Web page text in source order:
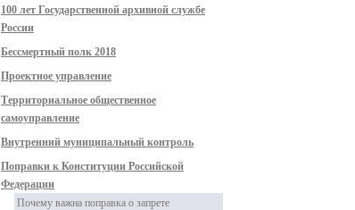
100 лет Государственной архивной службе
России
Бессмертный полк 2018
Проектное управление
Территориальное общественное
самоуправление
Внутренний муниципальный контроль
Поправки к Конституции Российской
Федерации
Почему важна поправка о запрете